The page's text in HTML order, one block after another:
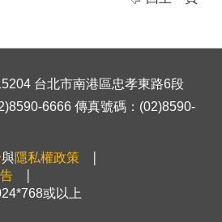
台北市南港區忠孝東路6段
6666 傳真號碼：(02)8590-
與隱私權政策
或以上